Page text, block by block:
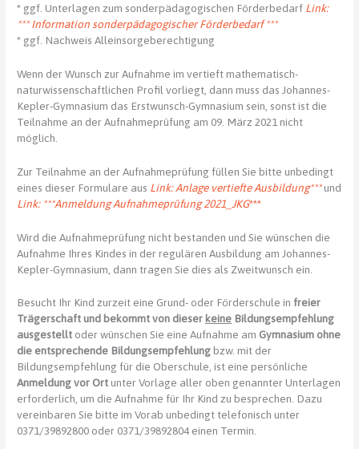
* ggf. Unterlagen zum sonderpädagogischen Förderbedarf Link:
*** Information sonderpädagogischer Förderbedarf ***
* ggf. Nachweis Alleinsorgeberechtigung
Wenn der Wunsch zur Aufnahme im vertieft mathematisch-
naturwissenschaftlichen Profil vorliegt, dann muss das Johannes-
Kepler-Gymnasium das Erstwunsch-Gymnasium sein, sonst ist die
Teilnahme an der Aufnahmeprüfung am 09. März 2021 nicht
möglich.
Zur Teilnahme an der Aufnahmeprüfung füllen Sie bitte unbedingt
eines dieser Formulare aus Link: Anlage vertiefte Ausbildung***und
Link: ***Anmeldung Aufnahmeprüfung 2021_JKG***
Wird die Aufnahmeprüfung nicht bestanden und Sie wünschen die
Aufnahme Ihres Kindes in der regulären Ausbildung am Johannes-
Kepler-Gymnasium, dann tragen Sie dies als Zweitwunsch ein.
Besucht Ihr Kind zurzeit eine Grund- oder Förderschule in freier
Trägerschaft und bekommt von dieser keine Bildungsempfehlung
ausgestellt oder wünschen Sie eine Aufnahme am Gymnasium ohne
die entsprechende Bildungsempfehlungbzw. mit der
Bildungsempfehlung für die Oberschule, ist eine persönliche
Anmeldung vor Ortunter Vorlage aller oben genannter Unterlagen
erforderlich, um die Aufnahme für Ihr Kind zu besprechen. Dazu
vereinbaren Sie bitte im Vorab unbedingt telefonisch unter
0371/39892800 oder 0371/39892804 einen Termin.